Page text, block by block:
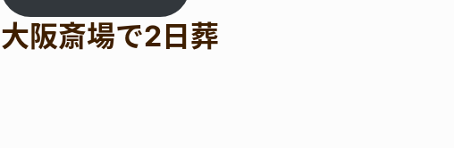
大阪斎場で2日葬